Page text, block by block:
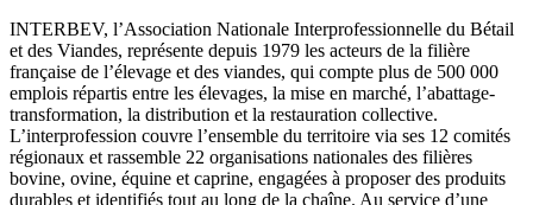
INTERBEV, l’Association Nationale Interprofessionnelle du Bétail
et des Viandes, représente depuis 1979 les acteurs de la filière
française de l’élevage et des viandes, qui compte plus de 500 000
emplois répartis entre les élevages, la mise en marché, l’abattage-
transformation, la distribution et la restauration collective.
L’interprofession couvre l’ensemble du territoire via ses 12 comités
régionaux et rassemble 22 organisations nationales des filières
bovine, ovine, équine et caprine, engagées à proposer des produits
durables et identifiés tout au long de la chaîne. Au service d’une